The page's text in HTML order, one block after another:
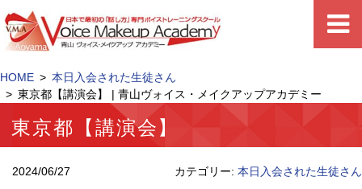
HOME
本日入会された生徒さん
東京都【講演会】 | 青山ヴォイス・メイクアップアカデミー
東京都【講演会】
2024/06/27 カテゴリー: 本日入会された生徒さん